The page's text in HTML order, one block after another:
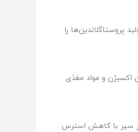
پروستاگلاندین‌ها را
اکسیژن و مواد مغذی
سیر با کاهش استرس